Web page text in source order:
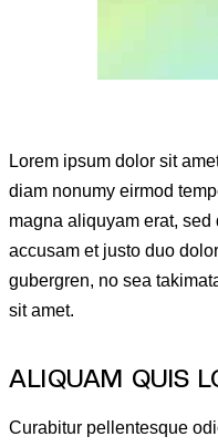
Lorem ipsum dolor sit
diam nonumy eirmod
magna aliquyam erat,
accusam et justo duo
gubergren, no sea
sit amet.
ALIQUAM QUIS
Curabitur pellentesque